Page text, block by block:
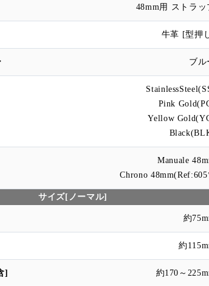
48mm用 ストラッ
牛革 [型押
ブル
Pink
Yellow
Manuale
Chrono
サイズ[ノーマル]
約
約
約170～